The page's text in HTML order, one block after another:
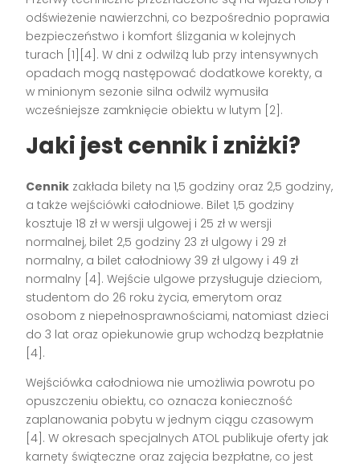
odświeżenie nawierzchni, co bezpośrednio poprawia
bezpieczeństwo i komfort ślizgania w kolejnych
turach [1][4]. W dni z odwilżą lub przy intensywnych
opadach mogą następować dodatkowe korekty, a
w minionym sezonie silna odwilż wymusiła
wcześniejsze zamknięcie obiektu w lutym [2].
Jaki jest cennik i zniżki?
Cennik zakłada bilety na 1,5 godziny oraz 2,5 godziny,
a także wejściówki całodniowe. Bilet 1,5 godziny
kosztuje 18 zł w wersji ulgowej i 25 zł w wersji
normalnej, bilet 2,5 godziny 23 zł ulgowy i 29 zł
normalny, a bilet całodniowy 39 zł ulgowy i 49 zł
normalny [4]. Wejście ulgowe przysługuje dzieciom,
studentom do 26 roku życia, emerytom oraz
osobom z niepełnosprawnościami, natomiast dzieci
do 3 lat oraz opiekunowie grup wchodzą bezpłatnie
[4].
Wejściówka całodniowa nie umożliwia powrotu po
opuszczeniu obiektu, co oznacza konieczność
zaplanowania pobytu w jednym ciągu czasowym
[4]. W okresach specjalnych ATOL publikuje oferty jak
karnety świąteczne oraz zajęcia bezpłatne, co jest